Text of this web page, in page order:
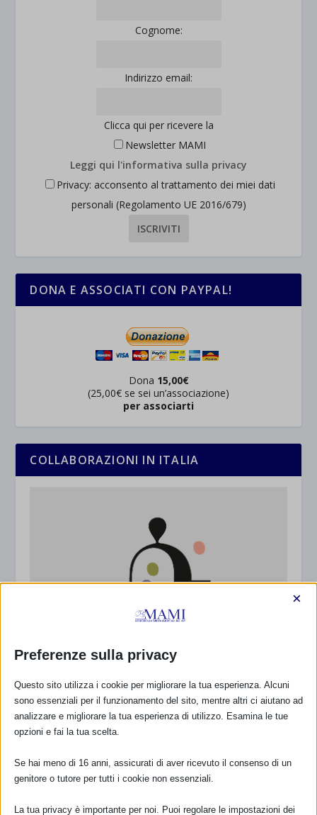
Cognome:
Indirizzo email:
Clicca qui per ricevere la
Newsletter MAMI
Leggi qui l'informativa sulla privacy
Privacy: acconsento al trattamento dei miei dati
personali (Regolamento UE 2016/679)
DONA E ASSOCIATI CON PAYPAL!
Dona 15,00€
(25,00€ se sei un’associazione)
per associarti
COLLABORAZIONI IN ITALIA
Preferenze sulla privacy
×
Questo sito utilizza i cookie per migliorare la tua esperienza. Alcuni
sono essenziali per il funzionamento del sito, mentre altri ci aiutano ad
analizzare e migliorare la tua esperienza di utilizzo. Esamina le tue
opzioni e fai la tua scelta.
Se hai meno di 16 anni, assicurati di aver ricevuto il consenso di un
genitore o tutore per tutti i cookie non essenziali.
La tua privacy è importante per noi. Puoi regolare le impostazioni dei